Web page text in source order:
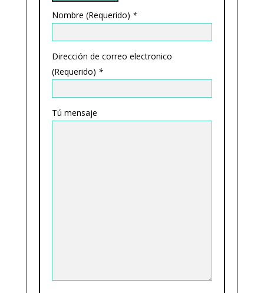
Nombre (Requerido) *
Dirección de correo electronico
(Requerido) *
Tú mensaje